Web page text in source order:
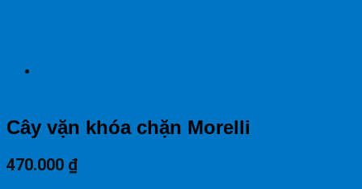
Cây vặn khóa chặn Morelli
470.000 ₫